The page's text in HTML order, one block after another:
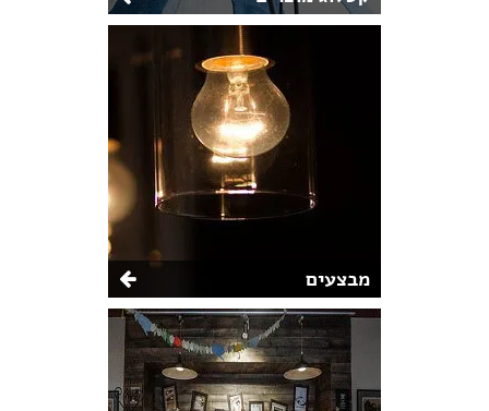
מבצעים